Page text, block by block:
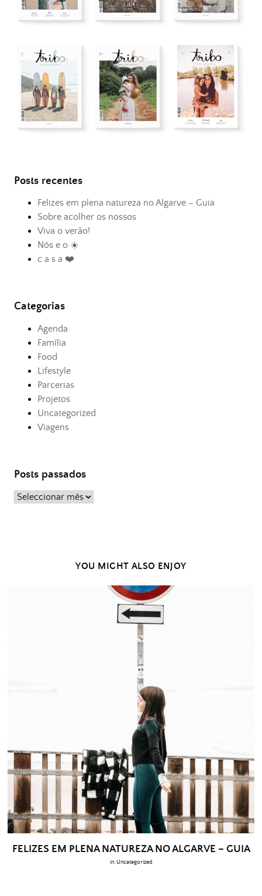
Posts recentes
Felizes em plena natureza no Algarve – Guia
Sobre acolher os nossos
Viva o verão!
Nós e o ☀️
c a s a ❤️
Categorias
Agenda
Família
Food
Lifestyle
Parcerias
Projetos
Uncategorized
Viagens
Posts passados
Posts
YOU MIGHT ALSO ENJOY
FELIZES EM PLENA NATUREZA NO ALGARVE – GUIA
in: Uncategorized